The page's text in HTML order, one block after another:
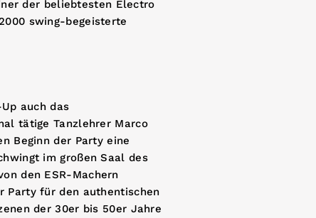
der beliebtesten Electro
swing-begeisterte
auch das
tätige Tanzlehrer Marco
Beginn der Party eine
im großen Saal des
den ESR-Machern
Party für den authentischen
der 30er bis 50er Jahre